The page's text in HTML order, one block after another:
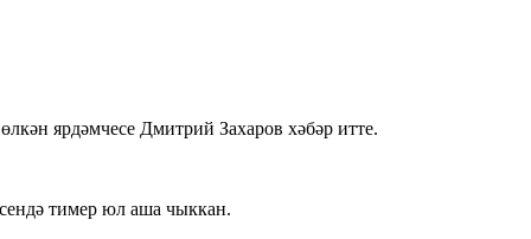
ярдәмчесе Дмитрий Захаров хәбәр итте.
тимер юл аша чыккан.